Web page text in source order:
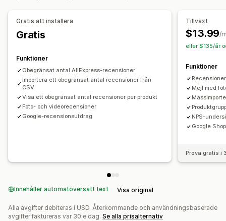
Användargenererat innehåll i sociala medier
Formulär
Import och export
Analysverktyg
Spårning av engagemang
Gratis att installera
Gratis
Funktioner
Obegränsat antal AliExpress-recensioner
Importera ett obegränsat antal recensioner från
CSV
Visa ett obegränsat antal recensioner per produkt
Foto- och videorecensioner
Google-recensionsutdrag
Tillväxt
$13.99/
eller $135/år
Funktioner
Mejl med
NPS-
Google
Prova gratis i
Innehåller automatöversatt text Visa original
Alla avgifter debiteras i USD. Återkommande och användningsbaserade
avgifter faktureras var 30:e dag. Se alla prisalternativ